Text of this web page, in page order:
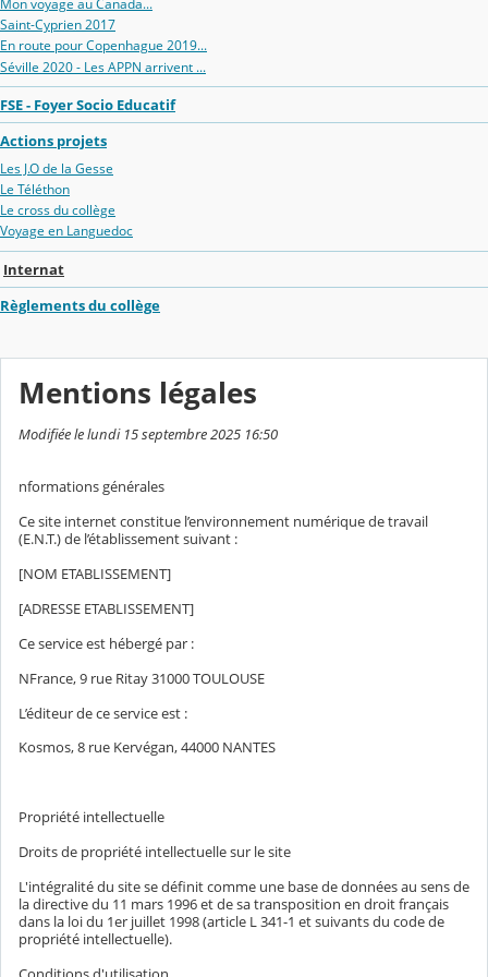
Mon voyage au Canada...
Saint-Cyprien 2017
En route pour Copenhague 2019...
Séville 2020 - Les APPN arrivent ...
FSE - Foyer Socio Educatif
Actions projets
Les J.O de la Gesse
Le Téléthon
Le cross du collège
Voyage en Languedoc
Internat
Règlements du collège
Mentions légales
Modifiée le lundi 15 septembre 2025 16:50
nformations générales
Ce site internet constitue l’environnement numérique de travail
(E.N.T.) de l’établissement suivant :
[NOM ETABLISSEMENT]
[ADRESSE ETABLISSEMENT]
Ce service est hébergé par :
NFrance, 9 rue Ritay 31000 TOULOUSE
L’éditeur de ce service est :
Kosmos, 8 rue Kervégan, 44000 NANTES
Propriété intellectuelle
Droits de propriété intellectuelle sur le site
L'intégralité du site se définit comme une base de données au sens de
la directive du 11 mars 1996 et de sa transposition en droit français
dans la loi du 1er juillet 1998 (article L 341-1 et suivants du code de
propriété intellectuelle).